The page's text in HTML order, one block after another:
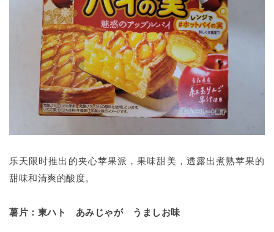
乐天限时推出的夹心苹果派，果味甜美，透露出煮熟苹果的
甜味和清爽的酸度。
薯片：東ハト あみじゃが うましお味